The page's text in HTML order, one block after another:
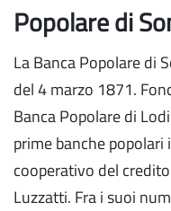
Popolare di
La Banca Popolare di
del 4 marzo 1871.
Banca Popolare di
prime banche
cooperativo del
Luzzatti. Fra i suoi